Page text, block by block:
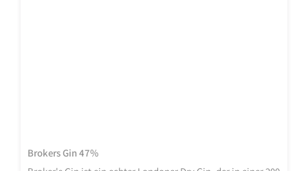
Brokers Gin 47%